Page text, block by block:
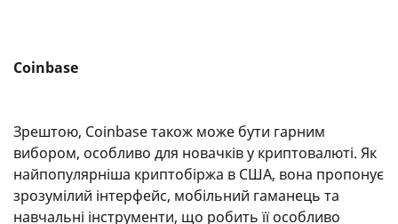
Coinbase
Зрештою, Coinbase також може бути гарним
вибором, особливо для новачків у криптовалюті. Як
найпопулярніша криптобіржа в США, вона пропонує
зрозумілий інтерфейс, мобільний гаманець та
навчальні інструменти, що робить її особливо